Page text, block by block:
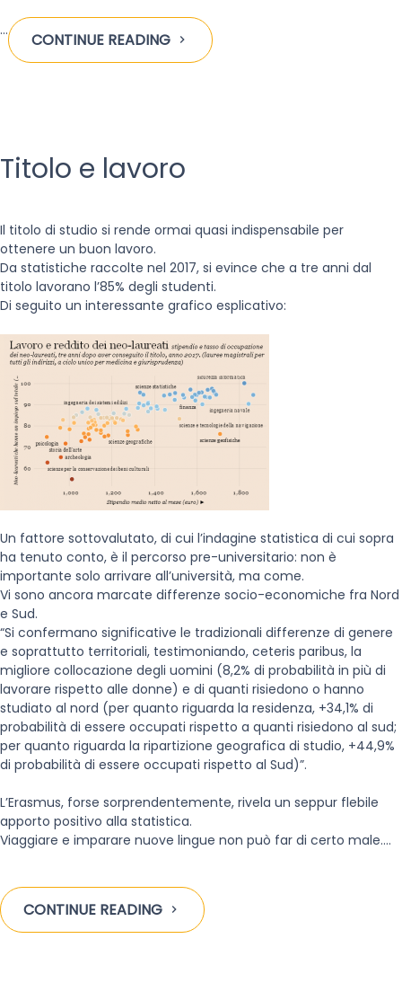
… CONTINUE READING
Titolo e lavoro
Il titolo di studio si rende ormai quasi indispensabile per
ottenere un buon lavoro.
Da statistiche raccolte nel 2017, si evince che a tre anni dal
titolo lavorano l’85% degli studenti.
Di seguito un interessante grafico esplicativo:
Un fattore sottovalutato, di cui l’indagine statistica di cui sopra
ha tenuto conto, è il percorso pre-universitario: non è
importante solo arrivare all’università, ma come.
Vi sono ancora marcate differenze socio-economiche fra Nord
e Sud.
“Si confermano significative le tradizionali differenze di genere
e soprattutto territoriali, testimoniando, ceteris paribus, la
migliore collocazione degli uomini (8,2% di probabilità in più di
lavorare rispetto alle donne) e di quanti risiedono o hanno
studiato al nord (per quanto riguarda la residenza, +34,1% di
probabilità di essere occupati rispetto a quanti risiedono al sud;
per quanto riguarda la ripartizione geografica di studio, +44,9%
di probabilità di essere occupati rispetto al Sud)”.
L’Erasmus, forse sorprendentemente, rivela un seppur flebile
apporto positivo alla statistica.
Viaggiare e imparare nuove lingue non può far di certo male.…
CONTINUE READING